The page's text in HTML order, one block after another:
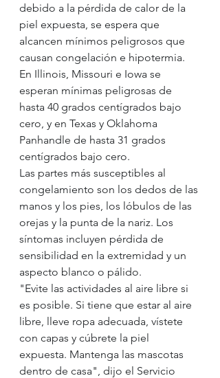
debido a la pérdida de calor de la
piel expuesta, se espera que
alcancen mínimos peligrosos que
causan congelación e hipotermia.
En Illinois, Missouri e Iowa se
esperan mínimas peligrosas de
hasta 40 grados centígrados bajo
cero, y en Texas y Oklahoma
Panhandle de hasta 31 grados
centígrados bajo cero.
Las partes más susceptibles al
congelamiento son los dedos de las
manos y los pies, los lóbulos de las
orejas y la punta de la nariz. Los
síntomas incluyen pérdida de
sensibilidad en la extremidad y un
aspecto blanco o pálido.
"Evite las actividades al aire libre si
es posible. Si tiene que estar al aire
libre, lleve ropa adecuada, vístete
con capas y cúbrete la piel
expuesta. Mantenga las mascotas
dentro de casa", dijo el Servicio